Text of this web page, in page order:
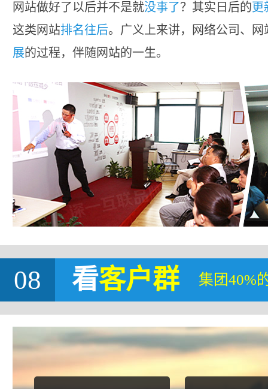
网站做好了以后并不是就没事了？其实日后的更
这类网站排名往后。广义上来讲，网络公司、
展的过程，伴随网站的一生。
08 看客户群 集团40%